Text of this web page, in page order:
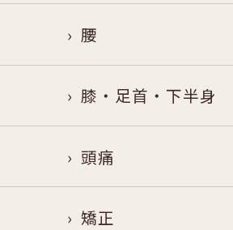
腰
膝・足首・下半身
頭痛
矯正